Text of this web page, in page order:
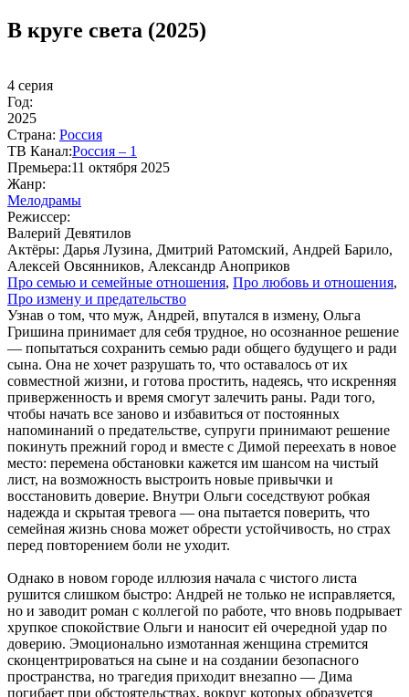
В круге света (2025)
4 серия
Год:
2025
Стра­на: Рос­сия
ТВ Ка­нал:Рос­сия – 1
Пре­мье­ра:11 октября 2025
Жанр:
Ме­ло­дра­мы
Ре­жис­сер:
Валерий Девятилов
Ак­тё­ры: Дарья Лузина, Дмитрий Ратомский, Андрей Барило,
Алексей Овсянников, Александр Аноприков
Про се­мью и се­мей­ные от­но­ше­ния, Про лю­бовь и от­но­ше­ния,
Про из­ме­ну и пре­да­тель­ст­во
Узнав о том, что муж, Андрей, впутался в измену, Ольга
Гришина принимает для себя трудное, но осознанное решение
— попытаться сохранить семью ради общего будущего и ради
сына. Она не хочет разрушать то, что оставалось от их
совместной жизни, и готова простить, надеясь, что искренняя
приверженность и время смогут залечить раны. Ради того,
чтобы начать все заново и избавиться от постоянных
напоминаний о предательстве, супруги принимают решение
покинуть прежний город и вместе с Димой переехать в новое
место: перемена обстановки кажется им шансом на чистый
лист, на возможность выстроить новые привычки и
восстановить доверие. Внутри Ольги соседствуют робкая
надежда и скрытая тревога — она пытается поверить, что
семейная жизнь снова может обрести устойчивость, но страх
перед повторением боли не уходит.
Однако в новом городе иллюзия начала с чистого листа
рушится слишком быстро: Андрей не только не исправляется,
но и заводит роман с коллегой по работе, что вновь подрывает
хрупкое спокойствие Ольги и наносит ей очередной удар по
доверию. Эмоционально измотанная женщина стремится
сконцентрироваться на сыне и на создании безопасного
пространства, но трагедия приходит внезапно — Дима
погибает при обстоятельствах, вокруг которых образуется